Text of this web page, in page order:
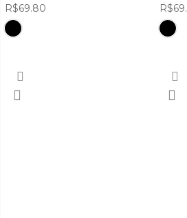
R$69.80
R$